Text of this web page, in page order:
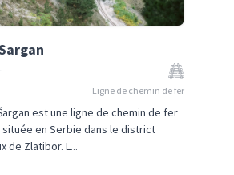
Ligne de chemin de fer
est une ligne de chemin de fer
en Serbie dans le district
de Zlatibor. L...